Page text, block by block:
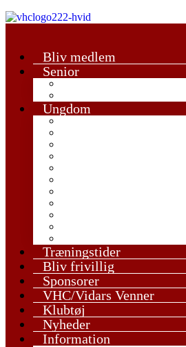
Bliv medlem
Senior
Ungdom
Træningstider
Bliv frivillig
Sponsorer
VHC/Vidars Venner
Klubtøj
Nyheder
Information